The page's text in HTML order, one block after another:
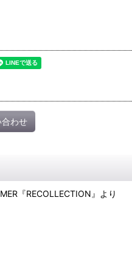
わせ
『RECOLLECTION』より